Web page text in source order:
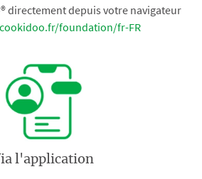
directement depuis votre navigateur
foundation/fr-FR
l'application